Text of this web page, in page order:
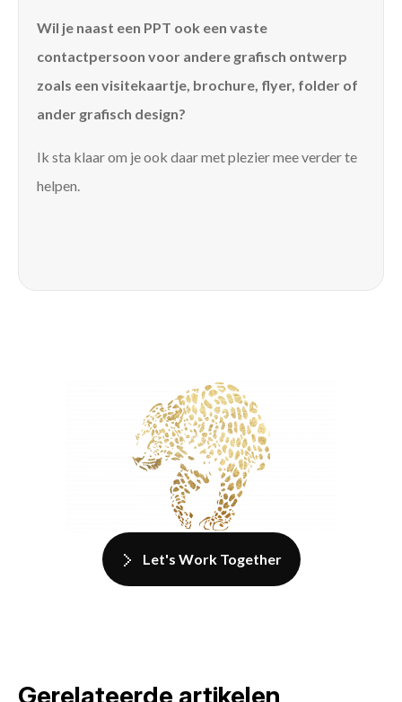
Wil je naast een PPT ook een vaste
contactpersoon voor andere grafisch ontwerp
zoals een visitekaartje, brochure, flyer, folder of
ander grafisch design?
Ik sta klaar om je ook daar met plezier mee verder te
helpen.
Let's Work Together